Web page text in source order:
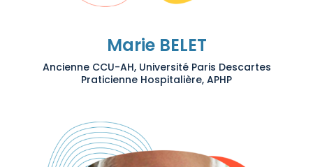
Marie BELET
Ancienne CCU-AH, Université Paris Descartes
Praticienne Hospitalière, APHP